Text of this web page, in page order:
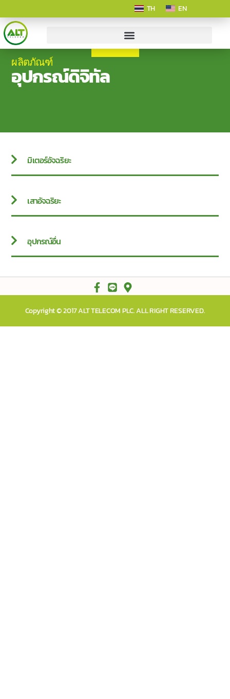
TH EN
ผลิตภัณฑ์
อุปกรณ์ดิจิทัล
มิเตอร์อัจฉริยะ
เสาอัจฉริยะ
อุปกรณ์อื่น
Copyright © 2017 ALT TELECOM PLC. ALL RIGHT RESERVED.